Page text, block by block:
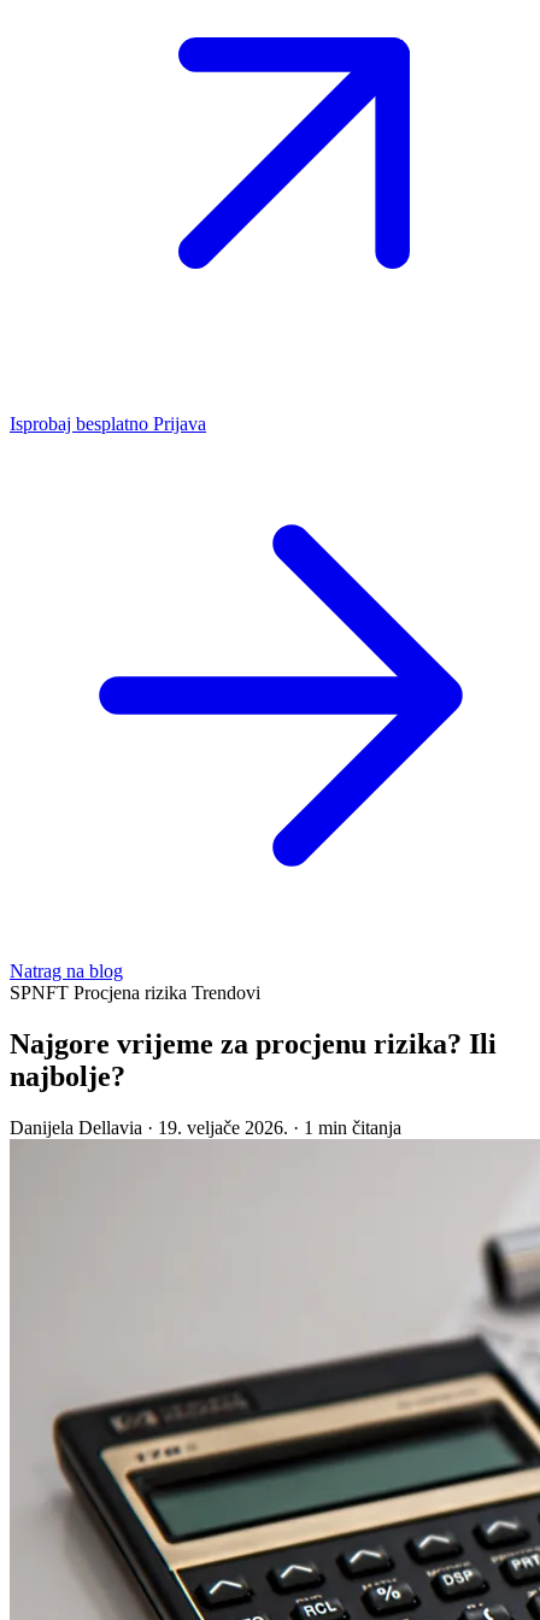
Isprobaj besplatno Prijava
Natrag na blog
SPNFT Procjena rizika Trendovi
Najgore vrijeme za procjenu rizika? Ili
najbolje?
Danijela Dellavia · 19. veljače 2026. · 1 min čitanja